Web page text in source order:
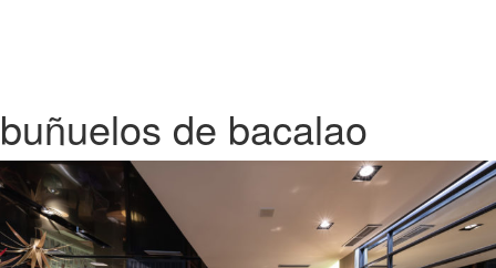
buñuelos de bacalao